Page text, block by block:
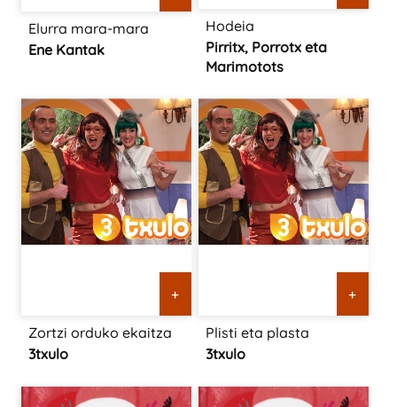
Elurra mara-mara
Ene Kantak
Hodeia
Pirritx, Porrotx eta
Marimotots
+
Zortzi orduko ekaitza
3txulo
+
Plisti eta plasta
3txulo